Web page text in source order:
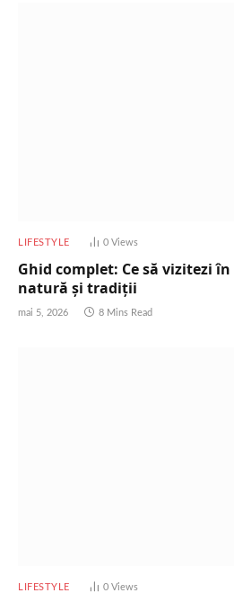
LIFESTYLE 0 Views
Ghid complet: Ce să vizitezi
natură și tradiții
mai 5, 2026 8 Mins Read
LIFESTYLE 0 Views